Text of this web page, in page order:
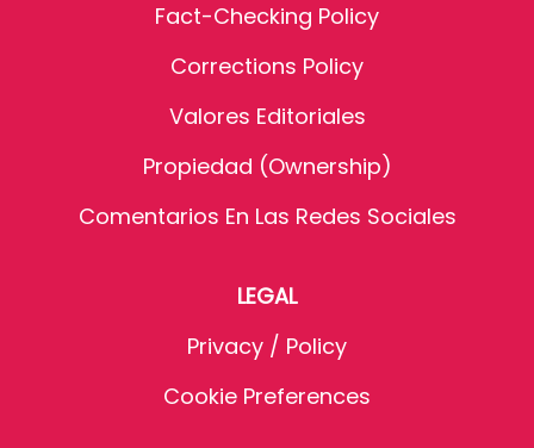
Fact-Checking Policy
Corrections Policy
Valores Editoriales
Propiedad (Ownership)
Comentarios En Las Redes Sociales
LEGAL
Privacy / Policy
Cookie Preferences